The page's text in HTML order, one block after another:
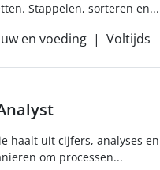
Stappelen, sorteren en...
en voeding Voltijds
haalt uit cijfers, analyses
om processen...